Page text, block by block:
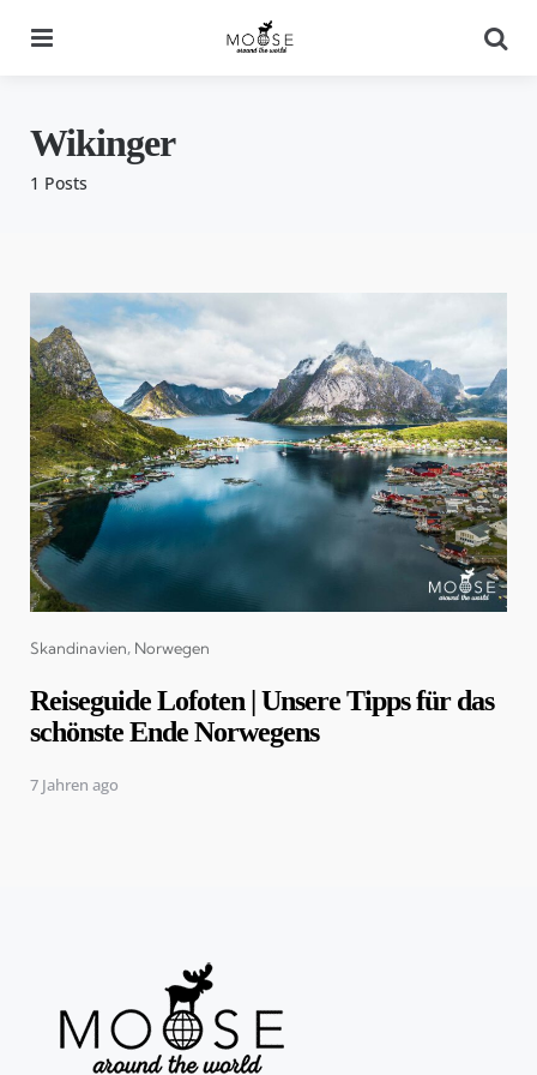
1 Posts
Wikinger
Categories
Skandinavien Norwegen
Reiseguide Lofoten | Unsere Tipps für das
schönste Ende Norwegens
7 Jahren ago